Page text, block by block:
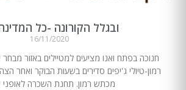
ובגלל הקורונה -כל
16/11/2020
חנוכה בפתח ואנו מציעים למטיילים באזור
רמון-טיולי ג'יפים סדירים בשעות הבוקר ואחר
מכתש רמון. תחנת השכרה